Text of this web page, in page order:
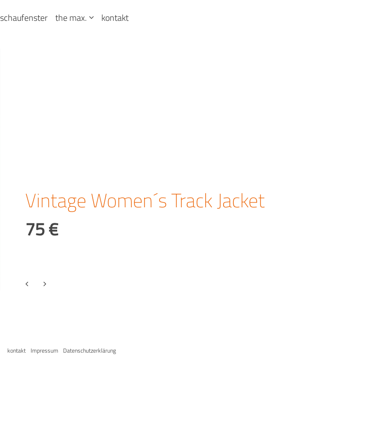
Vintage Women´s Track Jacket
75 €
kontakt Impressum Datenschutzerklärung
schaufenster the max. kontakt